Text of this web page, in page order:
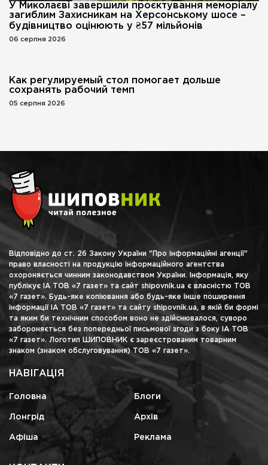
У Миколаєві завершили проєктування меморіалу
загиблим Захисникам на Херсонському шосе –
будівництво оцінюють у ₴57 мільйонів
06 серпня 2026
Как регулируемый стол помогает дольше
сохранять рабочий темп
05 серпня 2026
Відповідно до ст. 26 Закону України "Про інформаційні агенції"
право власності на продукцію інформаційного агентства
охороняється чинним законодавством України. Інформація, яку
публікує ІА ТОВ «7 газет» та сайт shipovnik.ua є власністю ТОВ
«7 газет». Будь-яке копіювання або будь-яке інше поширення
інформації ІА ТОВ «7 газет» та сайту shipovnik.ua, в якій би формі
та яким би технічним способом воно не здійснювалося, суворо
забороняється без попередньої письмової згоди з боку ІА ТОВ
«7 газет». Логотип ШИПОВНИК є зареєстрованим товарним
знаком (знаком обслуговування) ТОВ «7 газет».
НАВІГАЦІЯ
Головна Блоги
Лонгрід Архів
Афіша Реклама